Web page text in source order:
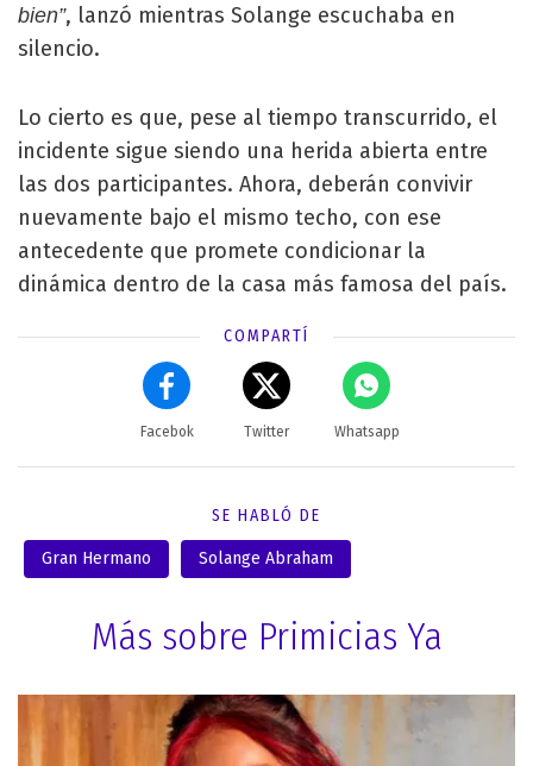
bien”, lanzó mientras Solange escuchaba en
silencio.
Lo cierto es que, pese al tiempo transcurrido, el
incidente sigue siendo una herida abierta entre
las dos participantes. Ahora, deberán convivir
nuevamente bajo el mismo techo, con ese
antecedente que promete condicionar la
dinámica dentro de la casa más famosa del país.
COMPARTÍ
Facebok Twitter Whatsapp
SE HABLÓ DE
Gran Hermano Solange Abraham
Más sobre Primicias Ya